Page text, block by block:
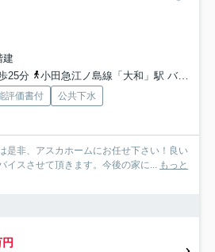
建
25分
小田急江ノ島線「大和」駅 バス24分 相鉄バス「郵便局前（横浜市瀬谷区）」 停歩5分
評価書付
公共下水
是非、アスカホームにお任せ下さい！良い
イスさせて頂きます。今後の家に... もっと